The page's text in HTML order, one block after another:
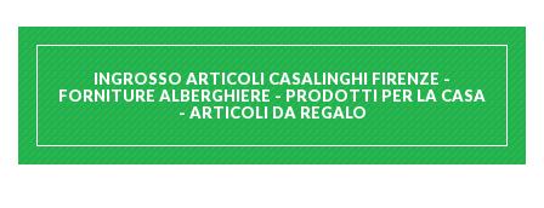
INGROSSO ARTICOLI CASALINGHI FIRENZE -
FORNITURE ALBERGHIERE - PRODOTTI PER LA CASA
- ARTICOLI DA REGALO